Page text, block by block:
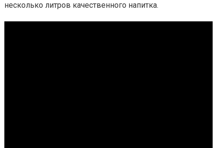
несколько литров качественного напитка.